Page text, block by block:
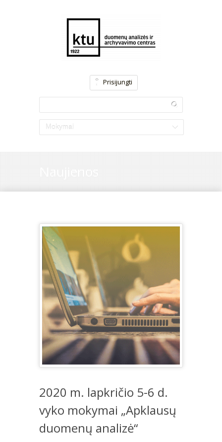
Prisijungti
Mokymai
Naujienos
2020 m. lapkričio 5-6 d.
vyko mokymai „Apklausų
duomenų analizė“